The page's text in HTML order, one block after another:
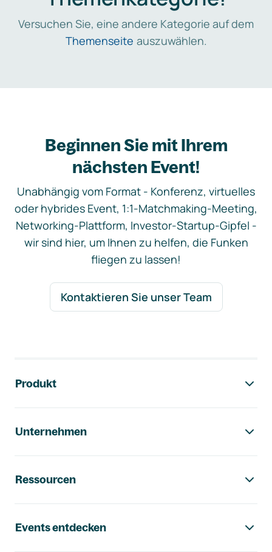
Versuchen Sie, eine andere Kategorie auf dem
Themenseite auszuwählen.
Beginnen Sie mit Ihrem
nächsten Event!
Unabhängig vom Format - Konferenz, virtuelles
oder hybrides Event, 1:1-Matchmaking-Meeting,
Networking-Plattform, Investor-Startup-Gipfel -
wir sind hier, um Ihnen zu helfen, die Funken
fliegen zu lassen!
Kontaktieren Sie unser Team
Produkt
Unternehmen
Ressourcen
Events entdecken